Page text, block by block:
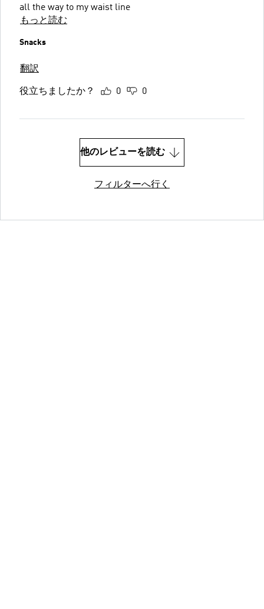
all the way to my waist line
もっと読む
Snacks
翻訳
役立ちましたか？ 0 0
他のレビューを読む
フィルターへ行く